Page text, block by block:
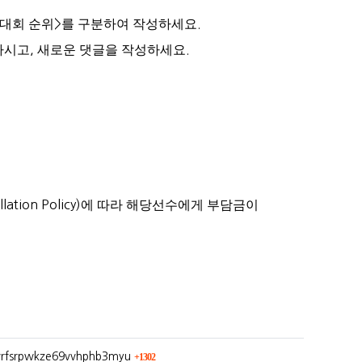
회 순위 >를 구분하여 작성하세요
시고 새로운 댓글을 작성하세요
Policy)에 따라 해당선수에게 부담금이
1302회 연결